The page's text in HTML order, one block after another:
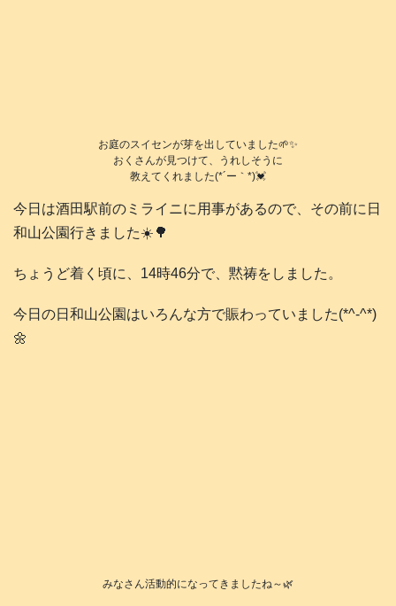
お庭のスイセンが芽を出していました🌱✨
おくさんが見つけて、うれしそうに
教えてくれました(*´ー｀*)💓
今日は酒田駅前のミライニに用事があるので、その前に日
和山公園行きました☀️🌳
ちょうど着く頃に、14時46分で、黙祷をしました。
今日の日和山公園はいろんな方で賑わっていました(*^-^*)
🌼
みなさん活動的になってきましたね～🌿